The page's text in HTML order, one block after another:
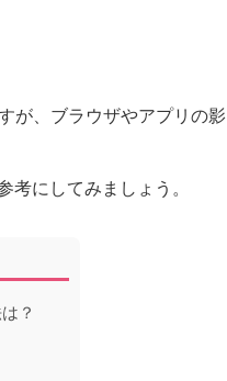
が、ブラウザやアプリの影
考にしてみましょう。
？